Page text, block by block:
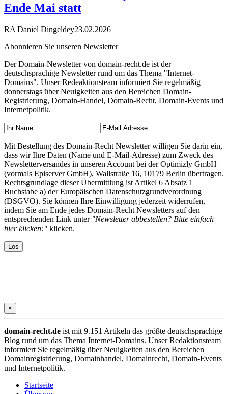
Ende Mai statt
RA Daniel Dingeldey23.02.2026
Abonnieren Sie unseren Newsletter
Der Domain-Newsletter von domain-recht.de ist der
deutschsprachige Newsletter rund um das Thema "Internet-
Domains". Unser Redeaktionsteam informiert Sie regelmäßig
donnerstags über Neuigkeiten aus den Bereichen Domain-
Registrierung, Domain-Handel, Domain-Recht, Domain-Events und
Internetpolitik.
Mit Bestellung des Domain-Recht Newsletter willigen Sie darin ein,
dass wir Ihre Daten (Name und E-Mail-Adresse) zum Zweck des
Newsletterversandes in unseren Account bei der Optimizly GmbH
(vormals Episerver GmbH), Wallstraße 16, 10179 Berlin übertragen.
Rechtsgrundlage dieser Übermittlung ist Artikel 6 Absatz 1
Buchstabe a) der Europäischen Datenschutzgrundverordnung
(DSGVO). Sie können Ihre Einwilligung jederzeit widerrufen,
indem Sie am Ende jedes Domain-Recht Newsletters auf den
entsprechenden Link unter "Newsletter abbestellen? Bitte einfach
hier klicken:" klicken.
×
domain-recht.de ist mit 9.151 Artikeln das größte deutschsprachige
Blog rund um das Thema Internet-Domains. Unser Redaktionsteam
informiert Sie regelmäßig über Neuigkeiten aus den Bereichen
Domainregistrierung, Domainhandel, Domainrecht, Domain-Events
und Internetpolitik.
Startseite